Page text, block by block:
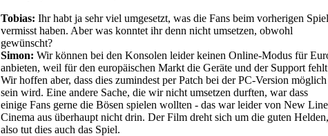
Tobias: Ihr habt ja sehr viel umgesetzt, was die Fans beim vorherigen Spiel
vermisst haben. Aber was konntet ihr denn nicht umsetzen, obwohl
gewünscht?
Simon: Wir können bei den Konsolen leider keinen Online-Modus für
anbieten, weil für den europäischen Markt die Geräte und der Support
Wir hoffen aber, dass dies zumindest per Patch bei der PC-Version möglich
sein wird. Eine andere Sache, die wir nicht umsetzen durften, war dass
einige Fans gerne die Bösen spielen wollten - das war leider von New Line
Cinema aus überhaupt nicht drin. Der Film dreht sich um die guten Helden,
also tut dies auch das Spiel.